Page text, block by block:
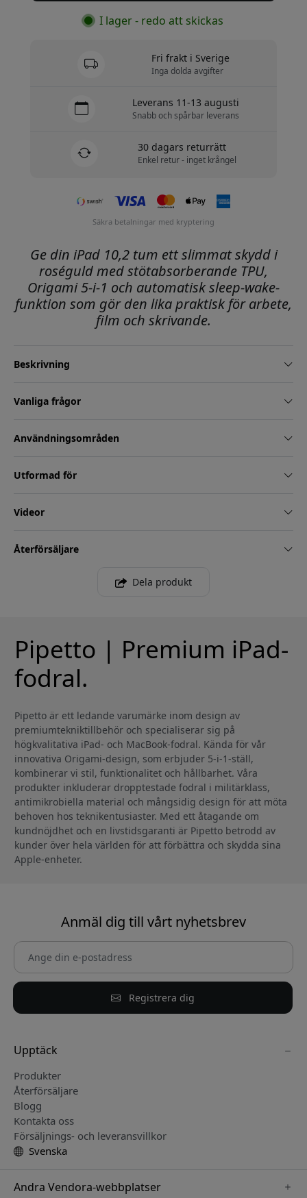
I lager - redo att skickas
Fri frakt i Sverige
Inga dolda avgifter
Leverans 11-13 augusti
Snabb och spårbar leverans
30 dagars returrätt
Enkel retur - inget krångel
Säkra betalningar med kryptering
Ge din iPad 10,2 tum ett slimmat skydd i
roséguld med stötabsorberande TPU,
Origami 5-i-1 och automatisk sleep-wake-
funktion som gör den lika praktisk för arbete,
film och skrivande.
Beskrivning
Vanliga frågor
Användningsområden
Utformad för
Videor
Återförsäljare
Dela produkt
Pipetto | Premium iPad-
fodral.
Pipetto är ett ledande varumärke inom design av
premiumtekniktillbehör och specialiserar sig på
högkvalitativa iPad- och MacBook-fodral. Kända för vår
innovativa Origami-design, som erbjuder 5-i-1-ställ,
kombinerar vi stil, funktionalitet och hållbarhet. Våra
produkter inkluderar dropptestade fodral i militärklass,
antimikrobiella material och mångsidig design för att möta
behoven hos teknikentusiaster. Med ett åtagande om
kundnöjdhet och en livstidsgaranti är Pipetto betrodd av
kunder över hela världen för att förbättra och skydda sina
Apple-enheter.
Anmäl dig till vårt nyhetsbrev
Registrera dig
Upptäck
Produkter
Återförsäljare
Blogg
Kontakta oss
Försäljnings- och leveransvillkor
Svenska
Andra Vendora-webbplatser